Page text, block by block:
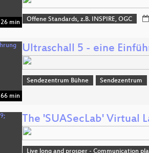
26 min Offene Standards, z.B. INSPIRE, OGC
66 min
Ultraschall 5 - eine
Sendezentrum Bühne Sendezentrum
The 'SUASecLab' Virtual